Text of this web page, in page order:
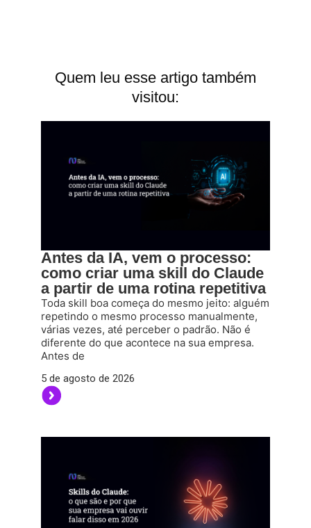
Quem leu esse artigo também
visitou:
Antes da IA, vem o processo:
como criar uma skill do Claude
a partir de uma rotina repetitiva
Toda skill boa começa do mesmo jeito: alguém
repetindo o mesmo processo manualmente,
várias vezes, até perceber o padrão. Não é
diferente do que acontece na sua empresa.
Antes de
5 de agosto de 2026